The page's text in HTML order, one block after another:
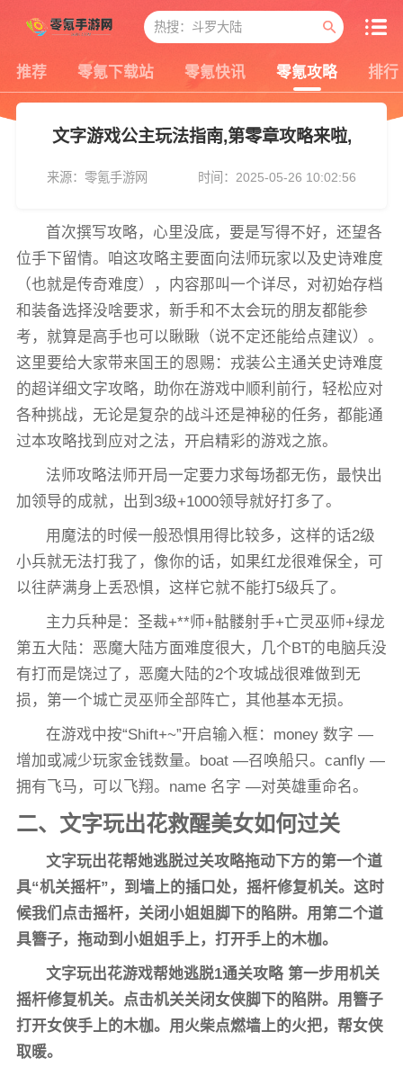
推荐 零氪下载站 零氪快讯 零氪攻略 排行
文字游戏公主玩法指南,第零章攻略来啦,
来源：零氪手游网 时间：2025-05-26 10:02:56
首次撰写攻略，心里没底，要是写得不好，还望各
位手下留情。咱这攻略主要面向法师玩家以及史诗难度
（也就是传奇难度），内容那叫一个详尽，对初始存档
和装备选择没啥要求，新手和不太会玩的朋友都能参
考，就算是高手也可以瞅瞅（说不定还能给点建议）。
这里要给大家带来国王的恩赐：戎装公主通关史诗难度
的超详细文字攻略，助你在游戏中顺利前行，轻松应对
各种挑战，无论是复杂的战斗还是神秘的任务，都能通
过本攻略找到应对之法，开启精彩的游戏之旅。
法师攻略法师开局一定要力求每场都无伤，最快出
加领导的成就，出到3级+1000领导就好打多了。
用魔法的时候一般恐惧用得比较多，这样的话2级
小兵就无法打我了，像你的话，如果红龙很难保全，可
以往萨满身上丢恐惧，这样它就不能打5级兵了。
主力兵种是：圣裁+**师+骷髅射手+亡灵巫师+绿龙
第五大陆：恶魔大陆方面难度很大，几个BT的电脑兵没
有打而是饶过了，恶魔大陆的2个攻城战很难做到无
损，第一个城亡灵巫师全部阵亡，其他基本无损。
在游戏中按“Shift+~”开启输入框：money 数字 —
增加或减少玩家金钱数量。boat —召唤船只。canfly —
拥有飞马，可以飞翔。name 名字 —对英雄重命名。
二、文字玩出花救醒美女如何过关
文字玩出花帮她逃脱过关攻略拖动下方的第一个道
具“机关摇杆”，到墙上的插口处，摇杆修复机关。这时
候我们点击摇杆，关闭小姐姐脚下的陷阱。用第二个道
具簪子，拖动到小姐姐手上，打开手上的木枷。
文字玩出花游戏帮她逃脱1通关攻略 第一步用机关
摇杆修复机关。点击机关关闭女侠脚下的陷阱。用簪子
打开女侠手上的木枷。用火柴点燃墙上的火把，帮女侠
取暖。